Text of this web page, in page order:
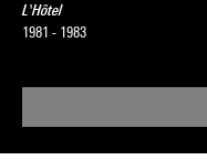
L'Hôtel
1981 - 1983